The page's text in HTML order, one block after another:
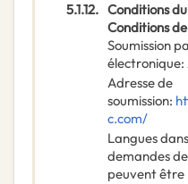
5.1.12. Conditions
Conditions
Soumission
électronique:
Adresse de
soumission:
c.com/
Langues
demandes
peuvent être